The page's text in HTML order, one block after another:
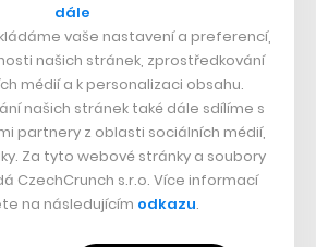
dále
vaše nastavení a preferencí,
našich stránek, zprostředkování
médií a k personalizaci obsahu.
našich stránek také dále sdílíme s
partnery z oblasti sociálních médií,
Za tyto webové stránky a soubory
CzechCrunch s.r.o. Více informací
na následujícím odkazu.